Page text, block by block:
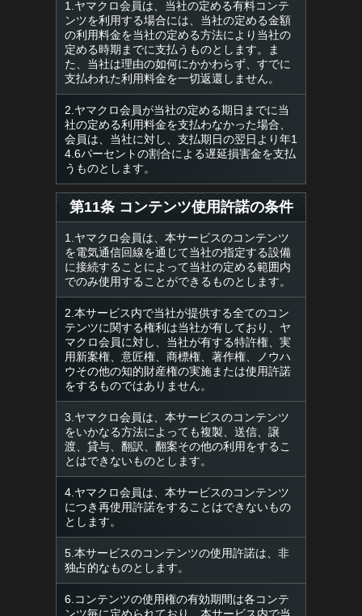
1.ヤマクロ会員は、当社の定める有料コンテ
ンツを利用する場合には、当社の定める金額
の利用料金を当社の定める方法により当社の
定める時期までに支払うものとします。ま
た、当社は理由の如何にかかわらず、すでに
支払われた利用料金を一切返還しません。
2.ヤマクロ会員が当社の定める期日までに当
社の定める利用料金を支払わなかった場合、
会員は、当社に対し、支払期日の翌日より年1
4.6パーセントの割合による遅延損害金を支払
うものとします。
第11条 コンテンツ使用許諾の条件
1.ヤマクロ会員は、本サービスのコンテンツ
を電気通信回線を通じて当社の指定する設備
に接続することによって当社の定める範囲内
でのみ使用することができるものとします。
2.本サービス内で当社が提供する全てのコン
テンツに関する権利は当社が有しており、ヤ
マクロ会員に対し、当社が有する特許権、実
用新案権、意匠権、商標権、著作権、ノウハ
ウその他の知的財産権の実施または使用許諾
をするものではありません。
3.ヤマクロ会員は、本サービスのコンテンツ
をいかなる方法によっても複製、送信、譲
渡、貸与、翻訳、翻案その他の利用をするこ
とはできないものとします。
4.ヤマクロ会員は、本サービスのコンテンツ
につき再使用許諾をすることはできないもの
とします。
5.本サービスのコンテンツの使用許諾は、非
独占的なものとします。
6.コンテンツの使用権の有効期間は各コンテ